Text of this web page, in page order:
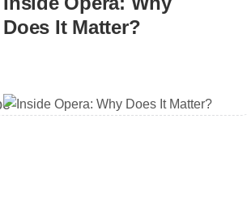
Does It Matter?
FRANK